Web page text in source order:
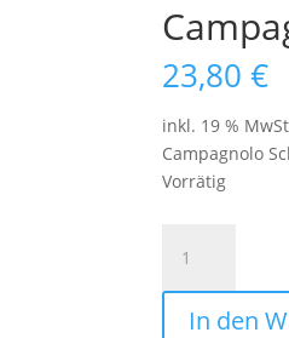
23,80€
inkl. 19 %
Campagnolo
Vorrätig
Record
RE700,In den